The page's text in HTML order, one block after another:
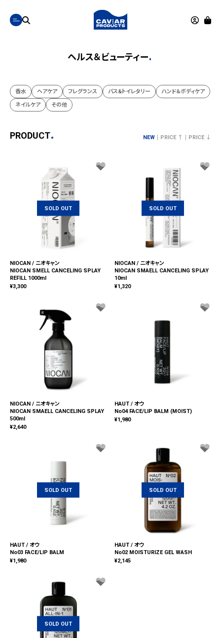
ヘルス＆ビューティー
香水 ヘアケア フレグランス バス&トイレタリー ハンド＆ボディケア
ネイルケア その他
PRODUCT NEW PRICE ↑ PRICE ↓
SOLD OUT
NIOCAN / ニオキャン
NIOCAN SMELL CANCELING SPLAY
REFILL 1000ml
¥3,300
SOLD OUT
NIOCAN / ニオキャン
NIOCAN SMAELL CANCELING SPLAY
10ml
¥1,320
NIOCAN / ニオキャン
NIOCAN SMAELL CANCELING SPLAY
500ml
¥2,640
HAUT / オウ
No04 FACE/LIP BALM (MOIST)
¥1,980
SOLD OUT
HAUT / オウ
No03 FACE/LIP BALM
¥1,980
SOLD OUT
HAUT / オウ
No02 MOISTURIZE GEL WASH
¥2,145
SOLD OUT